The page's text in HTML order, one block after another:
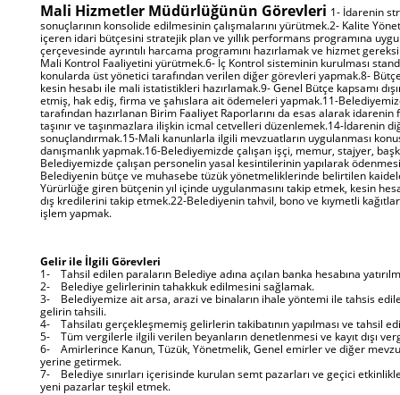
Mali Hizmetler Müdürlüğünün Görevleri 1- İdarenin
sonuçlarının konsolide edilmesinin çalışmalarını yürütmek.2- Kalite
içeren idari bütçesini stratejik plan ve yıllık performans programına
çerçevesinde ayrıntılı harcama programını hazırlamak ve hizmet
Mali Kontrol Faaliyetini yürütmek.6- İç Kontrol sisteminin kurulması
konularda üst yönetici tarafından verilen diğer görevleri yapmak.8-
kesin hesabı ile mali istatistikleri hazırlamak.9- Genel Bütçe kapsamı
etmiş, hak ediş, firma ve şahıslara ait ödemeleri yapmak.11-
tarafından hazırlanan Birim Faaliyet Raporlarını da esas alarak
taşınır ve taşınmazlara ilişkin icmal cetvelleri düzenlemek.14-
sonuçlandırmak.15-Mali kanunlarla ilgili mevzuatların uygulanması
danışmanlık yapmak.16-Belediyemizde çalışan işçi, memur, stajyer,
Belediyemizde çalışan personelin yasal kesintilerinin yapılarak
Belediyenin bütçe ve muhasebe tüzük yönetmeliklerinde belirtilen
Yürürlüğe giren bütçenin yıl içinde uygulanmasını takip etmek, kesin
dış kredilerini takip etmek.22-Belediyenin tahvil, bono ve kıymetli
işlem yapmak.
Gelir ile İlgili Görevleri
1- Tahsil edilen paraların Belediye adına açılan banka hesabına
2- Belediye gelirlerinin tahakkuk edilmesini sağlamak.
3- Belediyemize ait arsa, arazi ve binaların ihale yöntemi ile tahsis
gelirin tahsili.
4- Tahsilatı gerçekleşmemiş gelirlerin takibatının yapılması ve tahsil
5- Tüm vergilerle ilgili verilen beyanların denetlenmesi ve kayıt dışı
6- Amirlerince Kanun, Tüzük, Yönetmelik, Genel emirler ve diğer
yerine getirmek.
7- Belediye sınırları içerisinde kurulan semt pazarları ve geçici
yeni pazarlar teşkil etmek.